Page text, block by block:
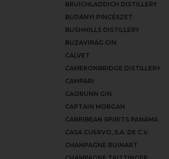
BRUICHLADDICH DISTILLERY
BUDÁNYI PINCÉSZET
BUSHMILLS DISTILLERY
BÚZAVIRÁG GIN
CALVET
CAMERONBRIDGE DISTILLERY
CAMPARI
CAORUNN GIN
CAPTAIN MORGAN
CARRIBEAN SPIRITS PANAMA
CASA CUERVO, S.A. DE C.V.
CHAMPAGNE RUINART